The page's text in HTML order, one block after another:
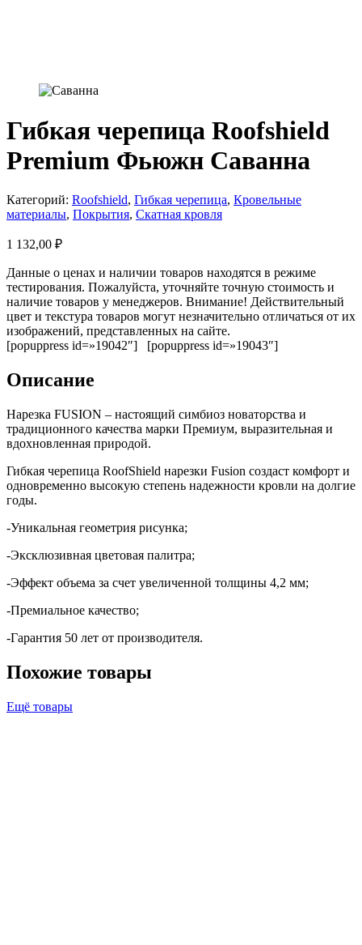
Гибкая черепица Roofshield
Premium Фьюжн Саванна
Категорий: Roofshield, Гибкая черепица, Кровельные
материалы, Покрытия, Скатная кровля
1 132,00 ₽
Данные о ценах и наличии товаров находятся в режиме
тестирования. Пожалуйста, уточняйте точную стоимость и
наличие товаров у менеджеров. Внимание! Действительный
цвет и текстура товаров могут незначительно отличаться от их
изображений, представленных на сайте.
[popuppress id=»19042″] [popuppress id=»19043″]
Описание
Нарезка FUSION ­– настоящий симбиоз новаторства и
традиционного качества марки Премиум, выразительная и
вдохновленная природой.
Гибкая черепица RoofShield нарезки Fusion создаст комфорт и
одновременно высокую степень надежности кровли на долгие
годы.
-Уникальная геометрия рисунка;
-Эксклюзивная цветовая палитра;
-Эффект объема за счет увеличенной толщины 4,2 мм;
-Премиальное качество;
-Гарантия 50 лет от производителя.
Похожие товары
Ещё товары